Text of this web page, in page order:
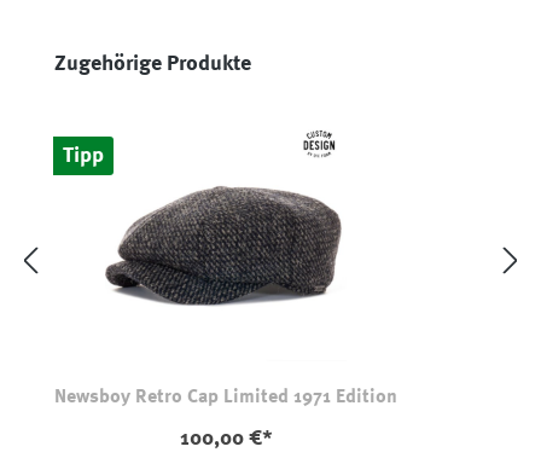
Produktgalerie überspringen
Zugehörige Produkte
Tipp
Newsboy Retro Cap Limited 1971 Edition
100,00 €*